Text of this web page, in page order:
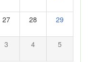
27 28 29
3 4 5